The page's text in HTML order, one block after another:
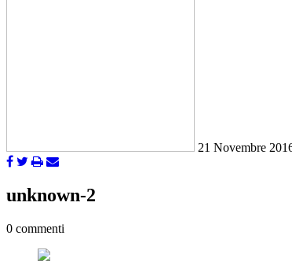
21 Novembre
unknown-2
0 commenti